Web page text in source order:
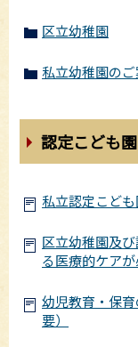
区立幼稚園
私立幼稚園の
認定こども園
私立認定こど
区立幼稚園及
る医療的ケア
幼児教育・保
要）